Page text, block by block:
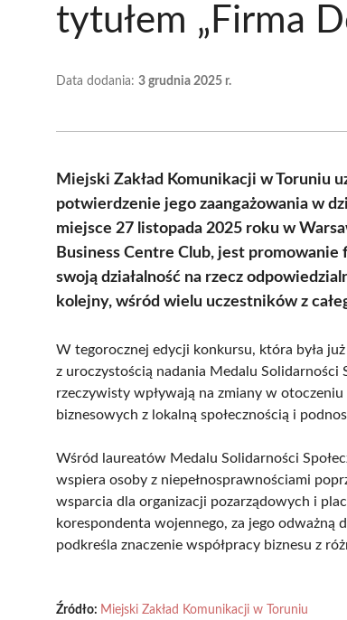
tytułem „Firma
Data dodania: 3 grudnia 2025 r.
Miejski Zakład Komunikacji w Toruniu
potwierdzenie jego zaangażowania w
miejsce 27 listopada 2025 roku w
Business Centre Club, jest
swoją działalność na rzecz
kolejny, wśród wielu uczestników z
W tegorocznej edycji konkursu, która była
z uroczystością nadania Medalu
rzeczywisty wpływają na zmiany w otoczeniu
biznesowych z lokalną społecznością i
Wśród laureatów Medalu Solidarności
wspiera osoby z niepełnosprawnościami
wsparcia dla organizacji pozarządowych i
korespondenta wojennego, za jego odważną
podkreśla znaczenie współpracy biznesu z
Źródło: Miejski Zakład Komunikacji w Toruniu